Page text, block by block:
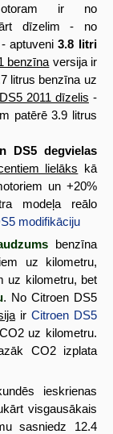
ir no
dīzelim - no
aptuveni3.8 litri
benzīna versija ir
litrus benzīna uz
2011 dīzelis -
patērē 3.9 litrus
DS5 degvielas
lielāks kā
un +20%
modeļa reālo
modifikāciju
benzīna
uz kilometru,
uz kilometru, bet
. No Citroen DS5
ir Citroen DS5
uz kilometru.
CO2 izplata
ieskrienas
visgausākais
sasniedz 12.4